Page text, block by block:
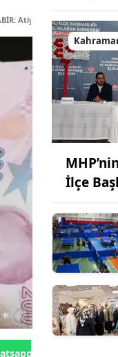
Atiye ARIKAN
Gönder
İlçe